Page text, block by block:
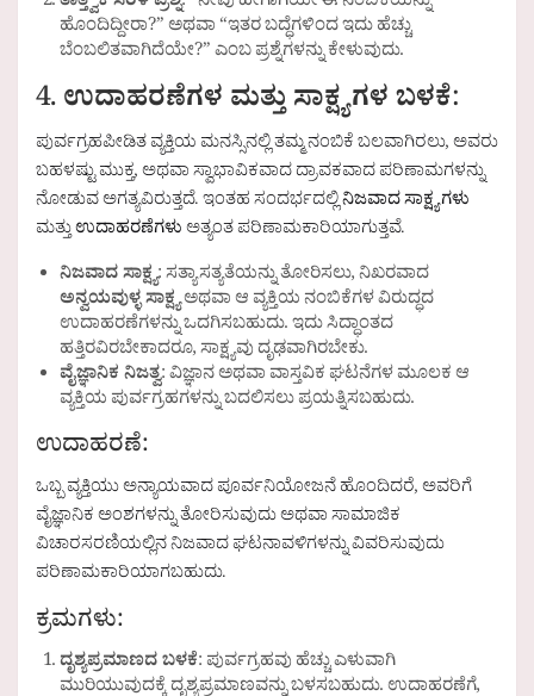
ಹೊಂದಿದ್ದೀರಾ?” ಅಥವಾ “ಇತರ ಬದ್ಧೆಗಳಿಂದ ಇದು ಹೆಚ್ಚು
ಬೆಂಬಲಿತವಾಗಿದೆಯೇ?” ಎಂಬ ಪ್ರಶ್ನೆಗಳನ್ನು ಕೇಳುವುದು.
4.ಉದಾಹರಣೆಗಳ ಮತ್ತು ಸಾಕ್ಷ್ಯಗಳ ಬಳಕೆ:
ಪುರ್ವಗ್ರಹಪೀಡಿತ ವ್ಯಕ್ತಿಯ ಮನಸ್ಸಿನಲ್ಲಿ ತಮ್ಮ ನಂಬಿಕೆ ಬಲವಾಗಿರಲು, ಅವರು
ಬಹಳಷ್ಟು ಮುಕ್ತ, ಅಥವಾ ಸ್ವಾಭಾವಿಕವಾದ ದ್ರಾವಕವಾದ ಪರಿಣಾಮಗಳನ್ನು
ನೋಡುವ ಅಗತ್ಯವಿರುತ್ತದೆ. ಇಂತಹ ಸಂದರ್ಭದಲ್ಲಿನಿಜವಾದ ಸಾಕ್ಷ್ಯಗಳು
ಮತ್ತುಉದಾಹರಣೆಗಳುಅತ್ಯಂತ ಪರಿಣಾಮಕಾರಿಯಾಗುತ್ತವೆ.
ನಿಜವಾದ ಸಾಕ್ಷ್ಯ: ಸತ್ಯಾಸತ್ಯತೆಯನ್ನು ತೋರಿಸಲು, ನಿಖರವಾದ
ಅನ್ವಯವುಳ್ಳ ಸಾಕ್ಷ್ಯಅಥವಾ ಆ ವ್ಯಕ್ತಿಯ ನಂಬಿಕೆಗಳ ವಿರುದ್ಧದ
ಉದಾಹರಣೆಗಳನ್ನು ಒದಗಿಸಬಹುದು. ಇದು ಸಿದ್ಧಾಂತದ
ಹತ್ತಿರವಿರಬೇಕಾದರೂ, ಸಾಕ್ಷ್ಯವು ದೃಢವಾಗಿರಬೇಕು.
ವೈಜ್ಞಾನಿಕ ನಿಜತ್ವ: ವಿಜ್ಞಾನ ಅಥವಾ ವಾಸ್ತವಿಕ ಘಟನೆಗಳ ಮೂಲಕ ಆ
ವ್ಯಕ್ತಿಯ ಪುರ್ವಗ್ರಹಗಳನ್ನು ಬದಲಿಸಲು ಪ್ರಯತ್ನಿಸಬಹುದು.
ಉದಾಹರಣೆ:
ಒಬ್ಬ ವ್ಯಕ್ತಿಯು ಅನ್ಯಾಯವಾದ ಪೂರ್ವನಿಯೋಜನೆ ಹೊಂದಿದರೆ, ಅವರಿಗೆ
ವೈಜ್ಞಾನಿಕ ಅಂಶಗಳನ್ನು ತೋರಿಸುವುದು ಅಥವಾ ಸಾಮಾಜಿಕ
ವಿಚಾರಸರಣಿಯಲ್ಲಿನ ನಿಜವಾದ ಘಟನಾವಳಿಗಳನ್ನು ವಿವರಿಸುವುದು
ಪರಿಣಾಮಕಾರಿಯಾಗಬಹುದು.
ಕ್ರಮಗಳು:
ದೃಶ್ಯಪ್ರಮಾಣದ ಬಳಕೆ: ಪುರ್ವಗ್ರಹವು ಹೆಚ್ಚು ಎಳುವಾಗಿ
ಮುರಿಯುವುದಕ್ಕೆ ದೃಶ್ಯಪ್ರಮಾಣವನ್ನು ಬಳಸಬಹುದು. ಉದಾಹರಣೆಗೆ,